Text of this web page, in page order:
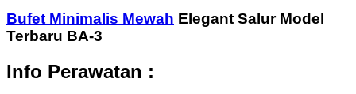
Bufet Minimalis Mewah Elegant Salur Model
Terbaru BA-3
Info Perawatan :